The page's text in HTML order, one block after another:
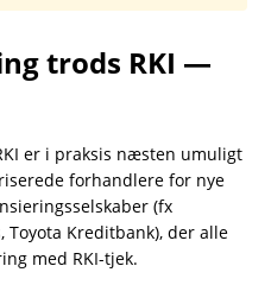
trods RKI —
er i praksis næsten umuligt
forhandlere for nye
(fx
Toyota Kreditbank), der alle
med RKI-tjek.